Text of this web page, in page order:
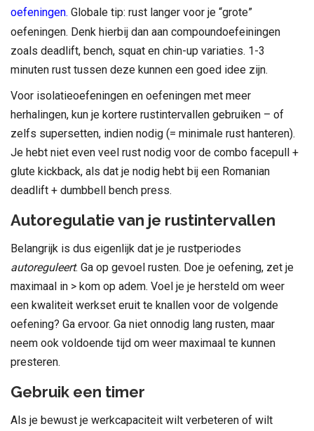
oefeningen. Globale tip: rust langer voor je “grote”
oefeningen. Denk hierbij dan aan compoundoefeiningen
zoals deadlift, bench, squat en chin-up variaties. 1-3
minuten rust tussen deze kunnen een goed idee zijn.
Voor isolatieoefeningen en oefeningen met meer
herhalingen, kun je kortere rustintervallen gebruiken – of
zelfs supersetten, indien nodig (= minimale rust hanteren).
Je hebt niet even veel rust nodig voor de combo facepull +
glute kickback, als dat je nodig hebt bij een Romanian
deadlift + dumbbell bench press.
Autoregulatie van je rustintervallen
Belangrijk is dus eigenlijk dat je je rustperiodes
autoreguleert. Ga op gevoel rusten. Doe je oefening, zet je
maximaal in > kom op adem. Voel je je hersteld om weer
een kwaliteit werkset eruit te knallen voor de volgende
oefening? Ga ervoor. Ga niet onnodig lang rusten, maar
neem ook voldoende tijd om weer maximaal te kunnen
presteren.
Gebruik een timer
Als je bewust je werkcapaciteit wilt verbeteren of wilt